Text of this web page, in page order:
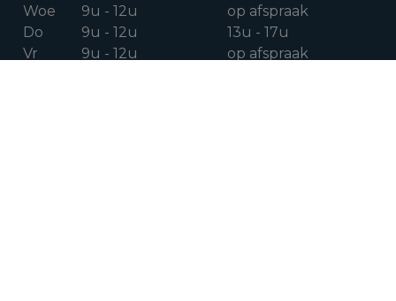
Woe
9u - 12u
op afspraak
Do
9u - 12u
13u - 17u
Vr
9u - 12u
op afspraak